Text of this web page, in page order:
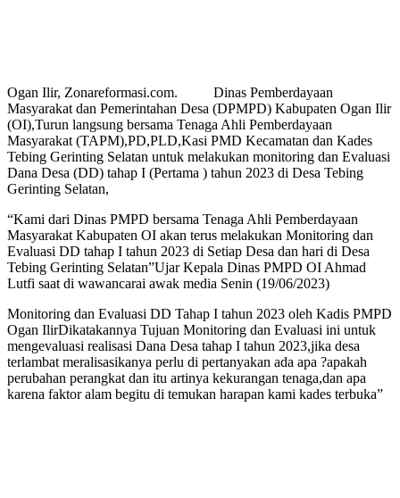
Ogan Ilir, Zonareformasi.com. Dinas Pemberdayaan
Masyarakat dan Pemerintahan Desa (DPMPD) Kabupaten Ogan Ilir
(OI),Turun langsung bersama Tenaga Ahli Pemberdayaan
Masyarakat (TAPM),PD,PLD,Kasi PMD Kecamatan dan Kades
Tebing Gerinting Selatan untuk melakukan monitoring dan Evaluasi
Dana Desa (DD) tahap I (Pertama ) tahun 2023 di Desa Tebing
Gerinting Selatan,
“Kami dari Dinas PMPD bersama Tenaga Ahli Pemberdayaan
Masyarakat Kabupaten OI akan terus melakukan Monitoring dan
Evaluasi DD tahap I tahun 2023 di Setiap Desa dan hari di Desa
Tebing Gerinting Selatan”Ujar Kepala Dinas PMPD OI Ahmad
Lutfi saat di wawancarai awak media Senin (19/06/2023)
Monitoring dan Evaluasi DD Tahap I tahun 2023 oleh Kadis PMPD
Ogan IlirDikatakannya Tujuan Monitoring dan Evaluasi ini untuk
mengevaluasi realisasi Dana Desa tahap I tahun 2023,jika desa
terlambat meralisasikanya perlu di pertanyakan ada apa ?apakah
perubahan perangkat dan itu artinya kekurangan tenaga,dan apa
karena faktor alam begitu di temukan harapan kami kades terbuka”